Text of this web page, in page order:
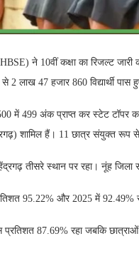
(HBSE) ने 10वीं कक्षा का रिजल्ट
2 लाख 47 हजार 860 विद्यार्थी
में 499 अंक प्राप्त कर स्टेट टॉपर
शामिल हैं। 11 छात्र संयुक्त रूप
तीसरे स्थान पर रहा। नूंह जिला
95.22% और 2025 में 92.49%
प्रतिशत 87.69% रहा जबकि